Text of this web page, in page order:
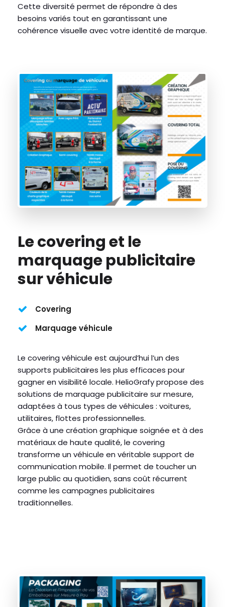
Cette diversité permet de répondre à des
besoins variés tout en garantissant une
cohérence visuelle avec votre identité de marque.
Le covering et le
marquage publicitaire
sur véhicule
Covering
Marquage véhicule
Le covering véhicule est aujourd’hui l’un des
supports publicitaires les plus efficaces pour
gagner en visibilité locale. HelioGrafy propose des
solutions de marquage publicitaire sur mesure,
adaptées à tous types de véhicules : voitures,
utilitaires, flottes professionnelles.
Grâce à une création graphique soignée et à des
matériaux de haute qualité, le covering
transforme un véhicule en véritable support de
communication mobile. Il permet de toucher un
large public au quotidien, sans coût récurrent
comme les campagnes publicitaires
traditionnelles.